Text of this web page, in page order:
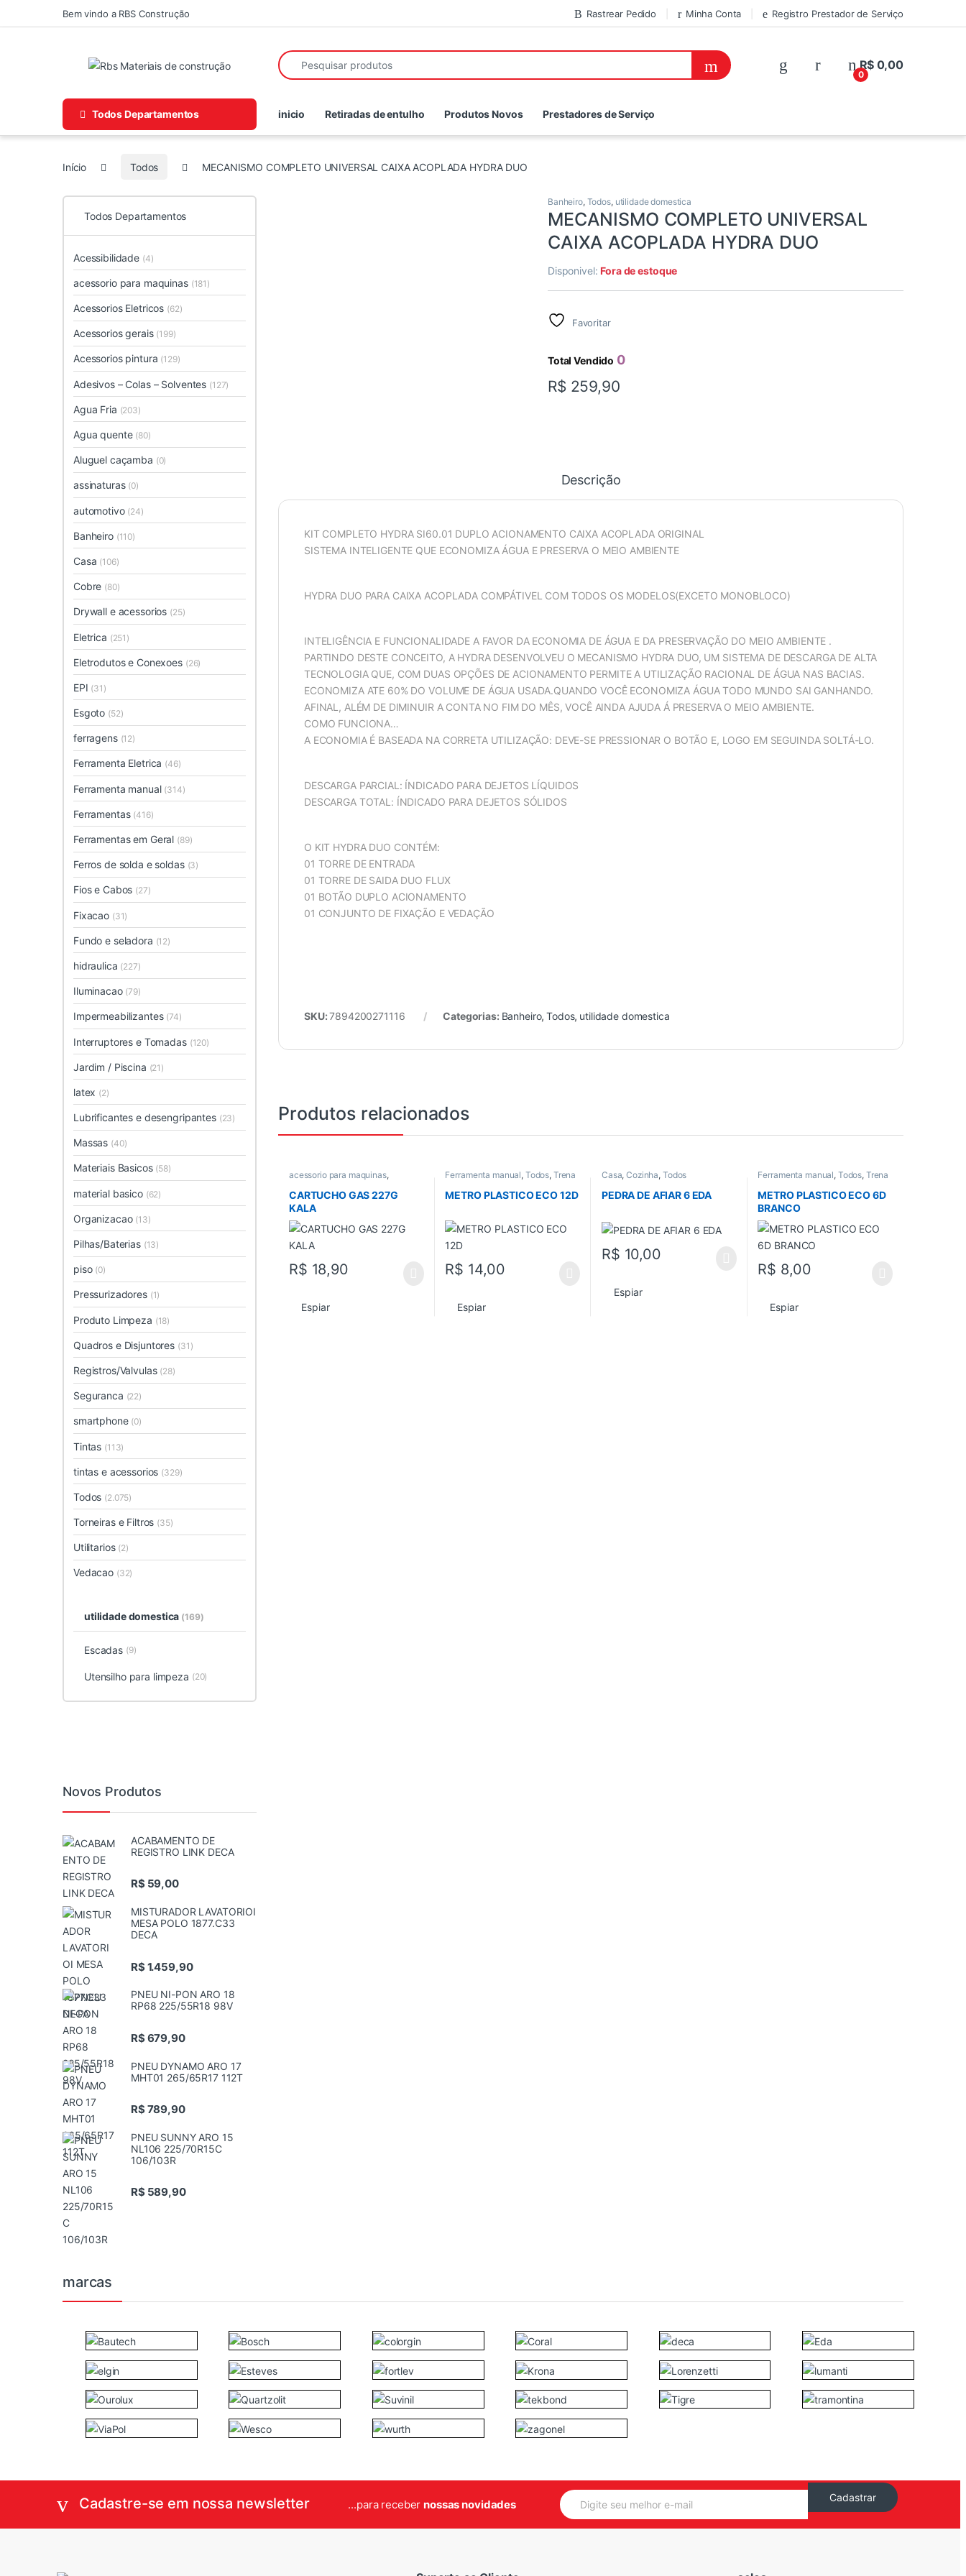
Skip to navigation
Skip to contentBem vindo a RBS Construção Rastrear Pedido Minha Conta Registro Prestador de Serviço
Search for:
0
R$0,00
Todos Departamentos inicio Retiradas de entulho Produtos Novos Prestadores de Serviço
Início Todos MECANISMO COMPLETO UNIVERSAL CAIXA ACOPLADA HYDRA DUO
Banheiro, Todos, utilidade domestica
MECANISMO COMPLETO UNIVERSAL
CAIXA ACOPLADA HYDRA DUO
Disponivel:Fora de estoque
Favoritar
Total Vendido 0
R$ 259,90
Descrição
KIT COMPLETO HYDRA SI60.01 DUPLO ACIONAMENTO CAIXA ACOPLADA ORIGINAL
SISTEMA INTELIGENTE QUE ECONOMIZA ÁGUA E PRESERVA O MEIO AMBIENTE
HYDRA DUO PARA CAIXA ACOPLADA COMPÁTIVEL COM TODOS OS MODELOS(EXCETO MONOBLOCO)
INTELIGÊNCIA E FUNCIONALIDADE A FAVOR DA ECONOMIA DE ÁGUA E DA PRESERVAÇÃO DO MEIO AMBIENTE .
PARTINDO DESTE CONCEITO, A HYDRA DESENVOLVEU O MECANISMO HYDRA DUO, UM SISTEMA DE DESCARGA DE ALTA
TECNOLOGIA QUE, COM DUAS OPÇÕES DE ACIONAMENTO PERMITE A UTILIZAÇÃO RACIONAL DE ÁGUA NAS BACIAS.
ECONOMIZA ATE 60% DO VOLUME DE ÁGUA USADA.QUANDO VOCÊ ECONOMIZA ÁGUA TODO MUNDO SAI GANHANDO.
AFINAL, ALÉM DE DIMINUIR A CONTA NO FIM DO MÊS, VOCÊ AINDA AJUDA Á PRESERVA O MEIO AMBIENTE.
COMO FUNCIONA…
A ECONOMIA É BASEADA NA CORRETA UTILIZAÇÃO: DEVE-SE PRESSIONAR O BOTÃO E, LOGO EM SEGUINDA SOLTÁ-LO.
DESCARGA PARCIAL: ÍNDICADO PARA DEJETOS LÍQUIDOS
DESCARGA TOTAL: ÍNDICADO PARA DEJETOS SÓLIDOS
O KIT HYDRA DUO CONTÉM:
01 TORRE DE ENTRADA
01 TORRE DE SAIDA DUO FLUX
01 BOTÃO DUPLO ACIONAMENTO
01 CONJUNTO DE FIXAÇÃO E VEDAÇÃO
SKU:7894200271116 Categorias: Banheiro,Todos, utilidade domestica
Produtos relacionados
acessorio para maquinas,
Acessorios gerais
Todos
CARTUCHO GAS 227G
KALA
R$ 18,90
Espiar
Ferramenta manual, Todos, Trena
METRO PLASTICO ECO 12D
R$ 14,00
Espiar
Casa,Cozinha, Todos
PEDRA DE AFIAR 6 EDA
R$ 10,00
Espiar
Ferramenta manual, Todos, Trena
METRO PLASTICO ECO 6D
BRANCO
R$ 8,00
Espiar
Todos Departamentos
Acessibilidade (4)
acessorio para maquinas (181)
Acessorios Eletricos (62)
Acessorios gerais (199)
Acessorios pintura (129)
Adesivos – Colas – Solventes (127)
Agua Fria (203)
Agua quente (80)
Aluguel caçamba (0)
assinaturas (0)
automotivo (24)
Banheiro (110)
Casa (106)
Cobre (80)
Drywall e acessorios (25)
Eletrica (251)
Eletrodutos e Conexoes (26)
EPI (31)
Esgoto (52)
ferragens (12)
Ferramenta Eletrica (46)
Ferramenta manual (314)
Ferramentas (416)
Ferramentas em Geral (89)
Ferros de solda e soldas (3)
Fios e Cabos (27)
Fixacao (31)
Fundo e seladora (12)
hidraulica (227)
Iluminacao (79)
Impermeabilizantes (74)
Interruptores e Tomadas (120)
Jardim / Piscina (21)
latex (2)
Lubrificantes e desengripantes (23)
Massas (40)
Materiais Basicos (58)
material basico (62)
Organizacao (13)
Pilhas/Baterias (13)
piso (0)
Pressurizadores (1)
Produto Limpeza (18)
Quadros e Disjuntores (31)
Registros/Valvulas (28)
Seguranca (22)
smartphone (0)
Tintas (113)
tintas e acessorios (329)
Todos (2.075)
Torneiras e Filtros (35)
Utilitarios (2)
Vedacao (32)
utilidade domestica (169)
Escadas (9)
Utensilho para limpeza (20)
Novos Produtos
ACABAMENTO DE
REGISTRO LINK DECA
R$59,00
MISTURADOR LAVATORIOI
MESA POLO 1877.C33
DECA
R$1.459,90
PNEU NI-PON ARO 18
RP68 225/55R18 98V
R$679,90
PNEU DYNAMO ARO 17
MHT01 265/65R17 112T
R$789,90
PNEU SUNNY ARO 15
NL106 225/70R15C
106/103R
R$589,90
marcas
Cadastre-se em nossa newsletter ...para recebernossas novidades
E
m
Cadastrar